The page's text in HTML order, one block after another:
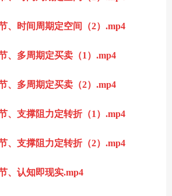
、时间周期定空间（2）.mp4
、多周期定买卖（1）.mp4
、多周期定买卖（2）.mp4
、支撑阻力定转折（1）.mp4
、支撑阻力定转折（2）.mp4
、认知即现实.mp4